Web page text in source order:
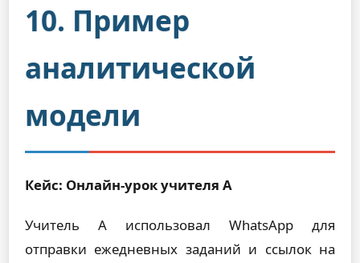
10. Пример
аналитической
модели
Кейс: Онлайн-урок учителя А
Учитель А использовал WhatsApp для
отправки ежедневных заданий и ссылок на